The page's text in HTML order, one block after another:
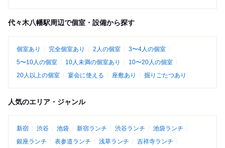
代々木八幡駅周辺で個室・設備から探す
個室あり 完全個室あり 2人の個室
3〜4人の個室
5〜10人の個室
10人未満の個室あり
10〜20人の個室
20人以上の個室
宴会に使える 座敷あり 掘りごたつあり
人気のエリア・ジャンル
新宿 渋谷 池袋 新宿ランチ 渋谷ランチ
池袋ランチ
銀座ランチ
表参道ランチ 浅草ランチ
吉祥寺ランチ